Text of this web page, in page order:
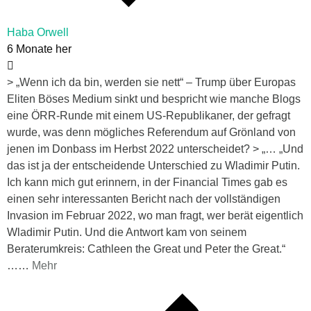
Haba Orwell
6 Monate her
> „Wenn ich da bin, werden sie nett“ – Trump über Europas
Eliten Böses Medium sinkt und bespricht wie manche Blogs
eine ÖRR-Runde mit einem US-Republikaner, der gefragt
wurde, was denn mögliches Referendum auf Grönland von
jenen im Donbass im Herbst 2022 unterscheidet? > „… „Und
das ist ja der entscheidende Unterschied zu Wladimir Putin.
Ich kann mich gut erinnern, in der Financial Times gab es
einen sehr interessanten Bericht nach der vollständigen
Invasion im Februar 2022, wo man fragt, wer berät eigentlich
Wladimir Putin. Und die Antwort kam von seinem
Beraterumkreis: Cathleen the Great und Peter the Great.“
… … Mehr